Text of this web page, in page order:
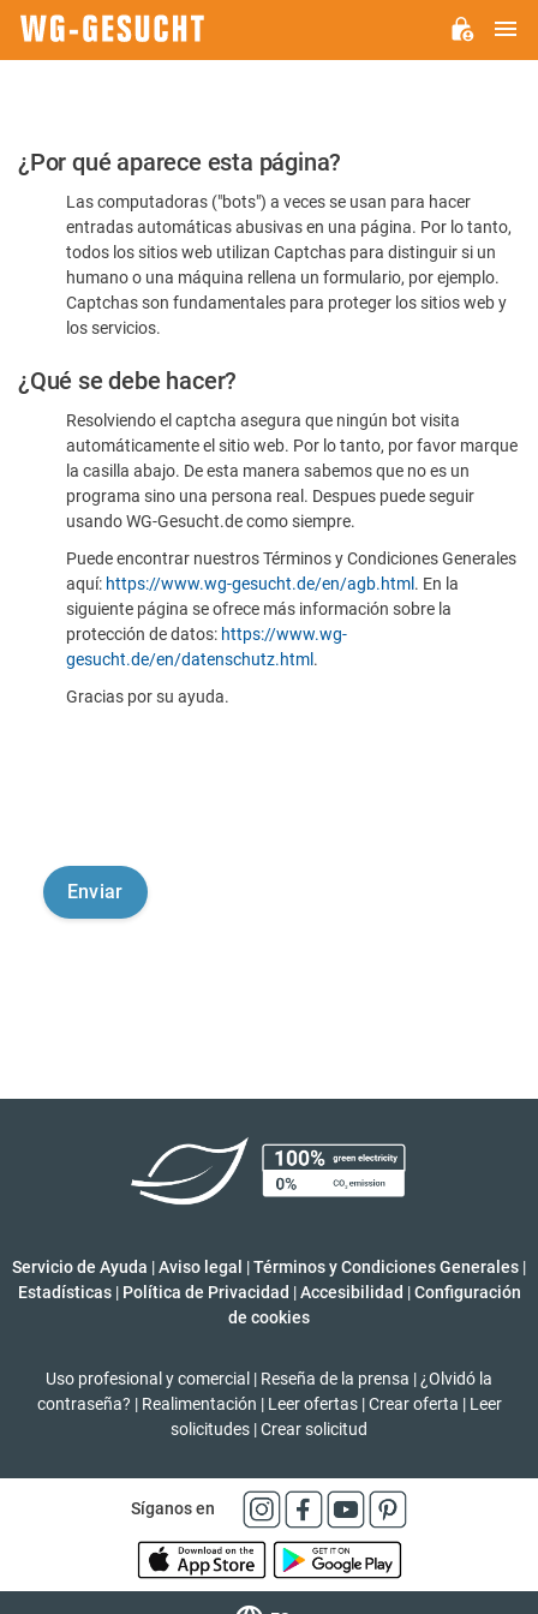
Por
favor,
confirme
humano
¿Por qué aparece esta página?
Las computadoras ("bots") a veces se usan para hacer
entradas automáticas abusivas en una página. Por lo tanto,
todos los sitios web utilizan Captchas para distinguir si un
humano o una máquina rellena un formulario, por ejemplo.
Captchas son fundamentales para proteger los sitios web y
los servicios.
¿Qué se debe hacer?
Resolviendo el captcha asegura que ningún bot visita
automáticamente el sitio web. Por lo tanto, por favor marque
la casilla abajo. De esta manera sabemos que no es un
programa sino una persona real. Despues puede seguir
usando WG-Gesucht.de como siempre.
Puede encontrar nuestros Términos y Condiciones Generales
aquí: https://www.wg-gesucht.de/en/agb.html . En la
siguiente página se ofrece más información sobre la
protección de datos: https://www.wg-
gesucht.de/en/datenschutz.html .
Gracias por su ayuda.
Servicio de Ayuda |Aviso legal |Términos y Condiciones Generales |
Estadísticas | Política de Privacidad | Accesibilidad | Configuración
de cookies
Uso profesional y comercial | Reseña de la prensa | ¿Olvidó la
contraseña? | Realimentación | Leer ofertas | Crear oferta | Leer
solicitudes |Crear solicitud
Síganos en